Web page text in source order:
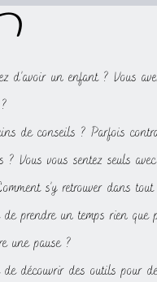
d’avoir un enfant ? Vous
de conseils ? Parfois
? Vous vous sentez seuls
s’y retrouver dans
de prendre un temps rien que
une pause ?
de découvrir des outils pour